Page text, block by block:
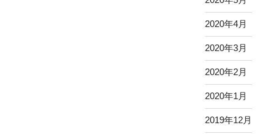
2020年4月
2020年3月
2020年2月
2020年1月
2019年12月